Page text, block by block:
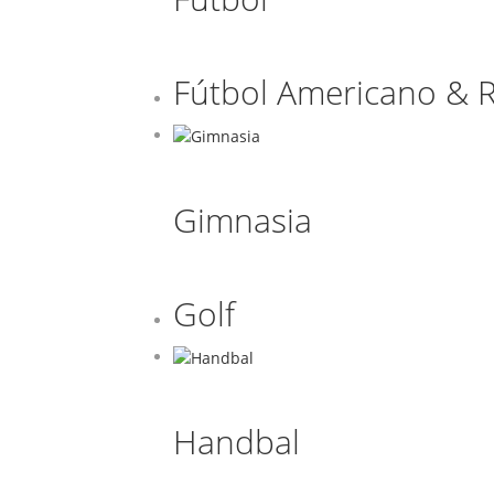
Fútbol Americano &
Gimnasia
Golf
Handbal